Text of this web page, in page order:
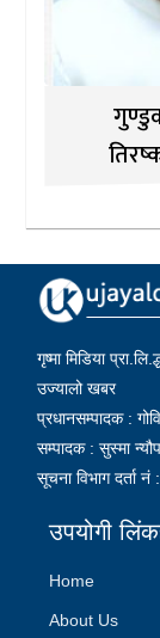
गृष्मा मिडिया
उज्यालो खबर
प्रधानसम्पादक :
सम्पादक : सुस्मा
सूचना विभाग दर्ता
उपयोगी
Home
About Us